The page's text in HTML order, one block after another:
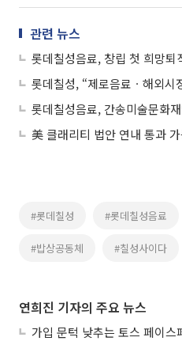
관련 뉴스
롯데칠성음료, 간송미술문화
#롯데칠성 #롯데칠성음료
#밥상공동체 #칠성사이다
연희진 기자의 주요 뉴스